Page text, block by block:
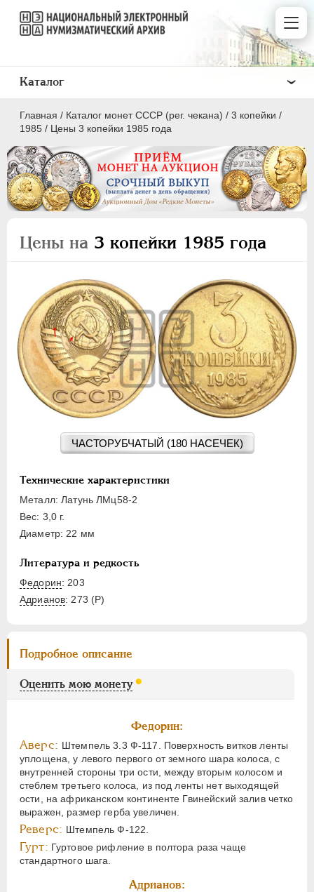
Главная / Каталог монет СССР (рег. чекана) / 3 копейки /
1985 / Цены 3 копейки 1985 года
Цены на 3 копейки 1985 года
ЧАСТОРУБЧАТЫЙ (180 НАСЕЧЕК)
Технические характеристики
Металл: Латунь ЛМц58-2
Вес: 3,0 г.
Диаметр: 22 мм
Литература и редкость
Федорин: 203
Адрианов: 273 (Р)
Подробное описание
Оценить мою монету
Федорин:
Аверс: Штемпель 3.3 Ф-117. Поверхность витков ленты
уплощена, у левого первого от земного шара колоса, с
внутренней стороны три ости, между вторым колосом и
стеблем третьего колоса, из под ленты нет выходящей
ости, на африканском континенте Гвинейский залив четко
выражен, размер герба увеличен.
Реверс: Штемпель Ф-122.
Гурт: Гуртовое рифление в полтора раза чаще
стандартного шага.
Адрианов:
Каталог
ПОЛКОПЕЙКИ
2 КОПЕЙКИ
5 КОПЕЕК
10 КОПЕЕК
15 КОПЕЕК
20 КОПЕЕК
50 КОПЕЕК
ПОЛТИННИК
1 РУБЛЬ
10 РУБЛЕЙ
ЧЕРВОНЕЦ